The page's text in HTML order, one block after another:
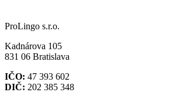
ProLingo s.r.o.
Kadnárova 105
831 06 Bratislava
IČO: 47 393 602
DIČ: 202 385 348